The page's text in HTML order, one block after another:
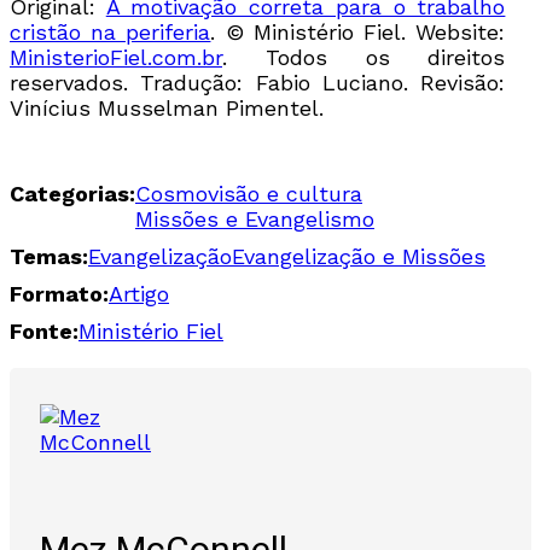
Original: A motivação correta para o trabalho
cristão na periferia. © Ministério Fiel. Website:
MinisterioFiel.com.br. Todos os direitos
reservados. Tradução: Fabio Luciano. Revisão:
Vinícius Musselman Pimentel.
Categorias:Cosmovisão e cultura
Missões e Evangelismo
Temas:EvangelizaçãoEvangelização e Missões
Formato:Artigo
Fonte:Ministério Fiel